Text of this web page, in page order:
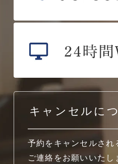
キャンセルに
予約をキャンセルされ
ご連絡をお願いいたし